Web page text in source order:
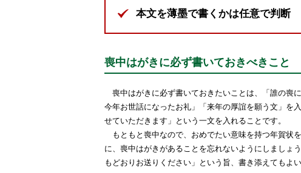
本文を薄墨で書くかは任意で判断
喪中はがきに必ず書いておきべきこと
喪中はがきに必ず書いておきたいことは、「誰の喪
今年お世話になったお礼」「来年の厚誼を願う文」を
せていただきます」という一文を入れることです。
もともと喪中なので、おめでたい意味を持つ年賀状
に、喪中はがきがあることを忘れないようにしましょ
もどおりお送りください」という旨、書き添えてもよい